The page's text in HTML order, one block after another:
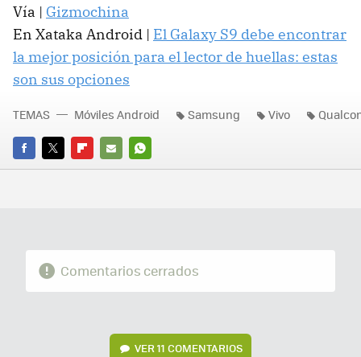
Vía | Gizmochina
En Xataka Android | El Galaxy S9 debe encontrar
la mejor posición para el lector de huellas: estas
son sus opciones
FACEBOOK
TWITTERFLIPBOARD
E-
WHATSAPP
TEMAS Móviles Android Samsung Vivo
Comentarios cerrados
VER11 COMENTARIOS